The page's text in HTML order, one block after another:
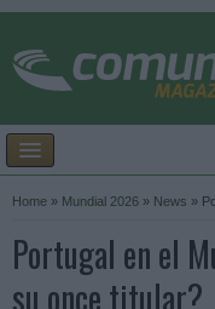
Home » Mundial 2026 » News »
Portugal en el
su once titular?